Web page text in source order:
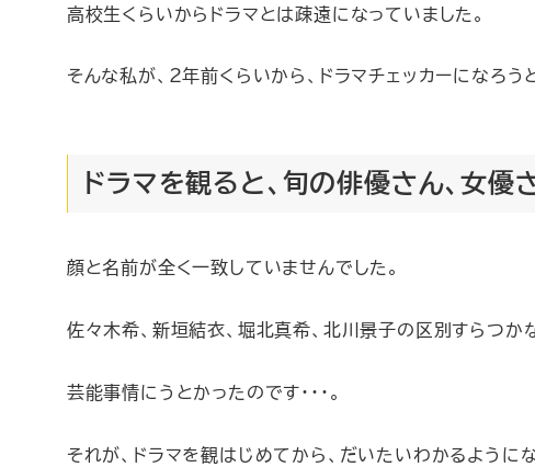
高校生くらいからドラマとは疎遠になっていました。
そんな私が、2年前くらいから、ドラマチェッカーになろう
ドラマを観ると、旬の俳優さん、女優
顔と名前が全く一致していませんでした。
佐々木希、新垣結衣、堀北真希、北川景子の区別すらつか
芸能事情にうとかったのです・・・。
それが、ドラマを観はじめてから、だいたいわかるようにな